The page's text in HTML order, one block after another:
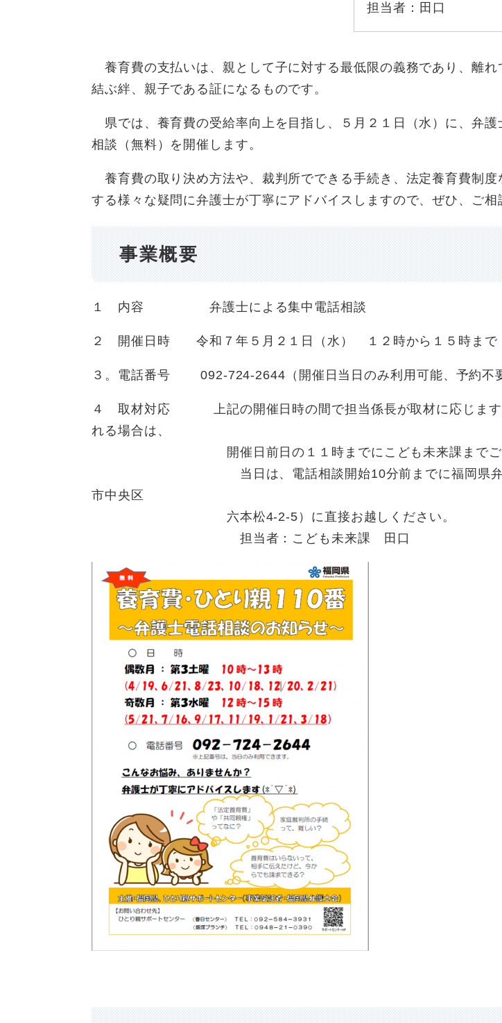
担当者： 田口
養育費の支払いは、親として子に対する最低限の義務であり、離れ
結ぶ絆、親子である証になるものです。
県では、養育費の受給率向上を目指し、５月２１日（水）に、弁護
相談（無料）を開催します。
養育費の取り決め方法や、裁判所でできる手続き、法定養育費制度
する様々な疑問に弁護士が丁寧にアドバイスしますので、ぜひ、ご相
事業概要
１ 内容 弁護士による集中電話相談
２ 開催日時 令和７年５月２１日（水） １２時から１５時まで
３。電話番号 092-724-2644（開催日当日のみ利用可能、予約不
４ 取材対応 上記の開催日時の間で担当係長が取材に応じます
れる場合は、
開催日前日の１１時までにこども未来課までご連
当日は、電話相談開始10分前までに福岡県弁護
市中央区
六本松4-2-5）に直接お越しください。
担当者：こども未来課 田口